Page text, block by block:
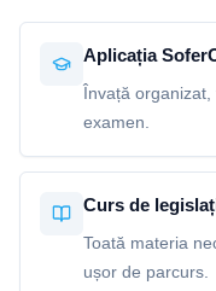
Aplicația
Învață
examen.
Curs de
Toată materia
ușor de parcurs.